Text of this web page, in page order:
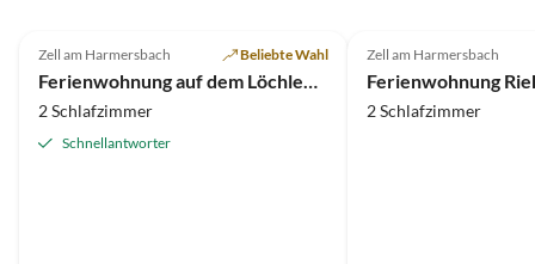
Zell am Harmersbach Beliebte Wahl
Ferienwohnung auf dem Löchlehof
2 Schlafzimmer
Schnellantworter
Zell am Harmersbach
Ferienwohnung
2 Schlafzimmer